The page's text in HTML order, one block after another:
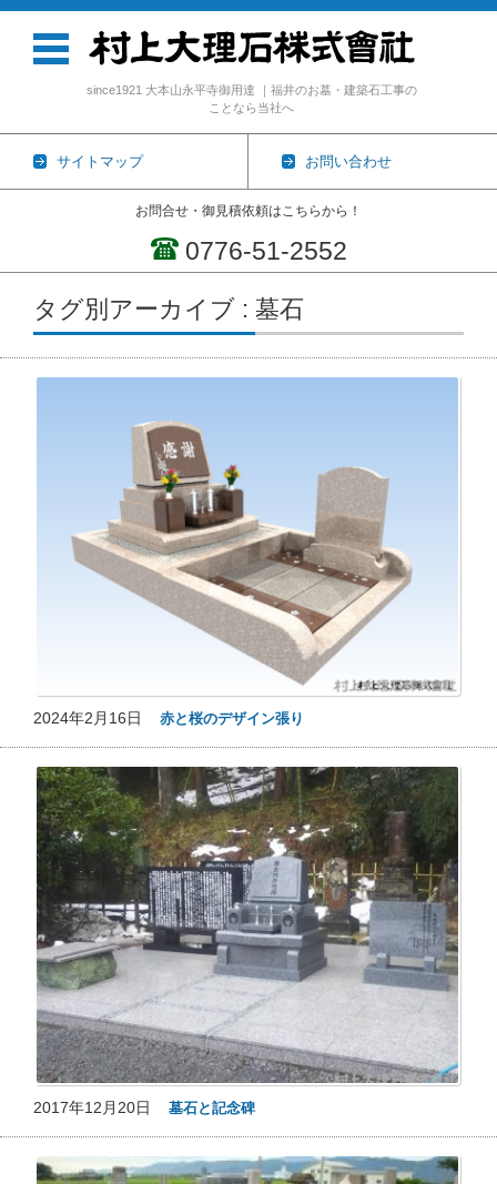
since1921 大本山永平寺御用達 ｜福井のお墓・建築石工事の
ことなら当社へ
サイトマップ お問い合わせ
お問合せ・御見積依頼はこちらから！
0776-51-2552
コンテンツに移動
タグ別アーカイブ : 墓石
2024年2月16日 赤と桜のデザイン張り
2017年12月20日 墓石と記念碑